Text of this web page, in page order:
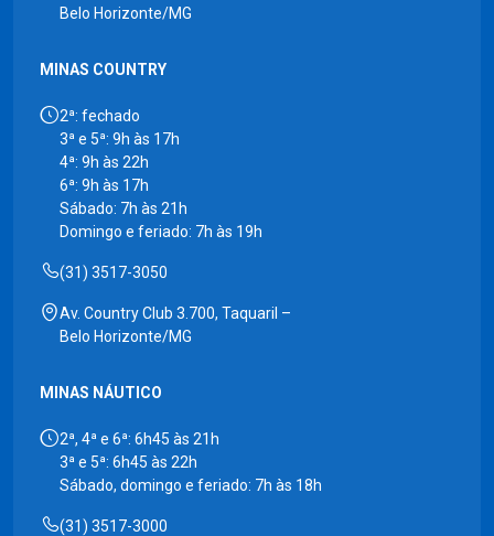
Belo Horizonte/MG
MINAS COUNTRY
2ª: fechado
3ª e 5ª: 9h às 17h
4ª: 9h às 22h
6ª: 9h às 17h
Sábado: 7h às 21h
Domingo e feriado: 7h às 19h
(31) 3517-3050
Av. Country Club 3.700, Taquaril –
Belo Horizonte/MG
MINAS NÁUTICO
2ª, 4ª e 6ª: 6h45 às 21h
3ª e 5ª: 6h45 às 22h
Sábado, domingo e feriado: 7h às 18h
(31) 3517-3000